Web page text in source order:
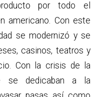
por todo el
americano. Con este
se modernizó y se
casinos, teatros y
Con la crisis de la
se dedicaban a la